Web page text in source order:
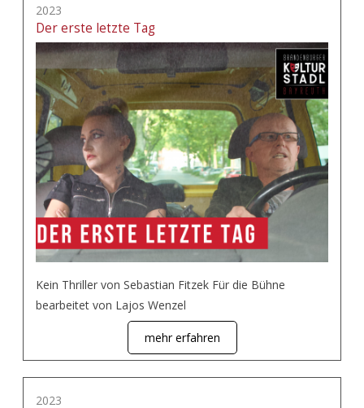
2023
Der erste letzte Tag
Kein Thriller von Sebastian Fitzek Für die Bühne
bearbeitet von Lajos Wenzel
mehr erfahren
2023